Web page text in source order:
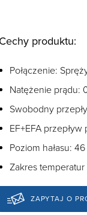
Cechy produktu:
Połączenie:
Natężenie prądu:
Swobodny
EF+EFA
Poziom hałasu:
Zakres temperatur
ZAPYTAJ O